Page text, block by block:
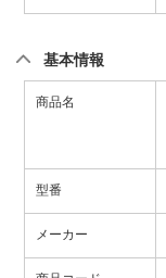
基本情報
商品名
型番
メーカー